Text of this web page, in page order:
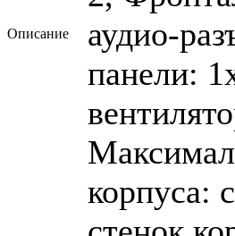
Описание
аудио-
панели:
корпуса: